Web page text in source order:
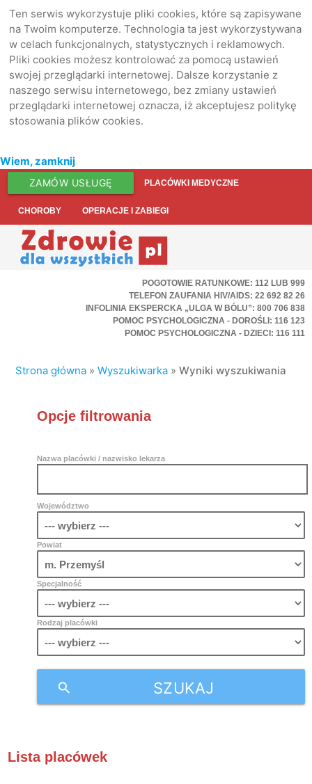
Ten serwis wykorzystuje pliki cookies, które są zapisywane
na Twoim komputerze. Technologia ta jest wykorzystywana
w celach funkcjonalnych, statystycznych i reklamowych.
Pliki cookies możesz kontrolować za pomocą ustawień
swojej przeglądarki internetowej. Dalsze korzystanie z
naszego serwisu internetowego, bez zmiany ustawień
przeglądarki internetowej oznacza, iż akceptujesz politykę
stosowania plików cookies.
Wiem, zamknij
ZAMÓW USŁUGĘ PLACÓWKI MEDYCZNE
CHOROBY OPERACJE I ZABIEGI
POGOTOWIE RATUNKOWE: 112 LUB 999
TELEFON ZAUFANIA HIV/AIDS: 22 692 82 26
INFOLINIA EKSPERCKA „ULGA W BÓLU”: 800 706 838
POMOC PSYCHOLOGICZNA - DOROŚLI: 116 123
POMOC PSYCHOLOGICZNA - DZIECI: 116 111
Strona główna »Wyszukiwarka »Wyniki wyszukiwania
Opcje filtrowania
Nazwa placówki / nazwisko lekarza
Województwo
Powiat
Specjalność
Rodzaj placówki
SZUKAJ
search
Lista placówek